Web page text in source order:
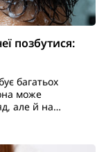
позбутися:
багатьох
може
але й на